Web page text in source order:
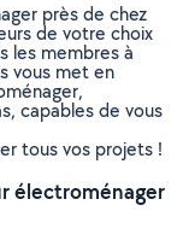
près de chez
de votre choix
les membres à
vous met en
capables de vous
tous vos projets !
électroménager